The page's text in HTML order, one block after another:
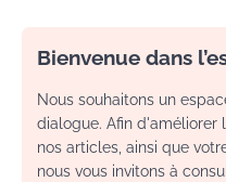
Bienvenue dans
Nous souhaitons un
dialogue. Afin d'améliorer
nos articles, ainsi que
nous vous invitons à